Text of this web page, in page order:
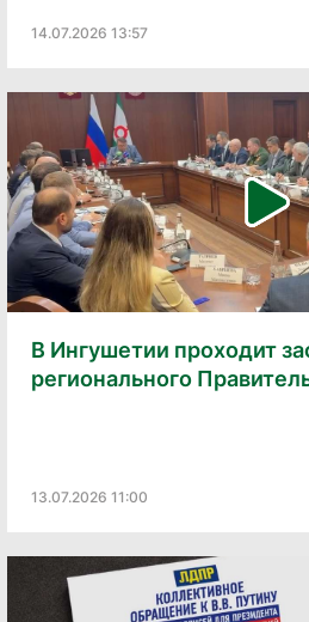
14.07.2026 13:57
В Ингушетии проходит
регионального
13.07.2026 11:00